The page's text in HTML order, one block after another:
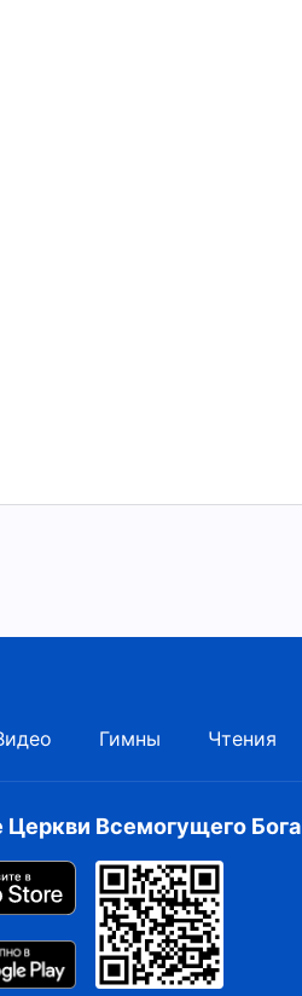
Гимны Чтения
Всемогущего Бога